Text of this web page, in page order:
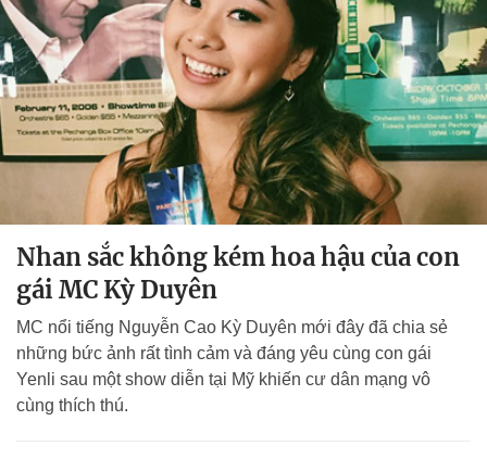
Nhan sắc không kém hoa hậu của con
gái MC Kỳ Duyên
MC nổi tiếng Nguyễn Cao Kỳ Duyên mới đây đã chia sẻ
những bức ảnh rất tình cảm và đáng yêu cùng con gái
Yenli sau một show diễn tại Mỹ khiến cư dân mạng vô
cùng thích thú.